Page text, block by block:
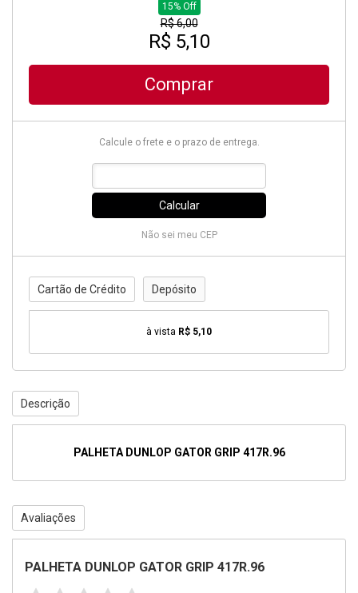
15% Off
R$ 6,00
R$ 5,10
Comprar
Calcule o frete e o prazo de entrega.
Calcular
Não sei meu CEP
Cartão de Crédito Depósito
à vista R$ 5,10
Descrição
PALHETA DUNLOP GATOR GRIP 417R.96
Avaliações
PALHETA DUNLOP GATOR GRIP 417R.96